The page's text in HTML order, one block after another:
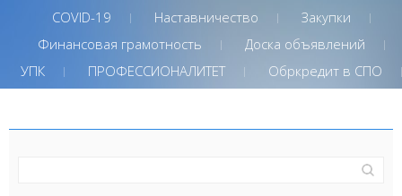
COVID-19
Наставничество
Закупки
Финансовая грамотность
Доска объявлений
УПК
ПРОФЕССИОНАЛИТЕТ Обркредит в СПО